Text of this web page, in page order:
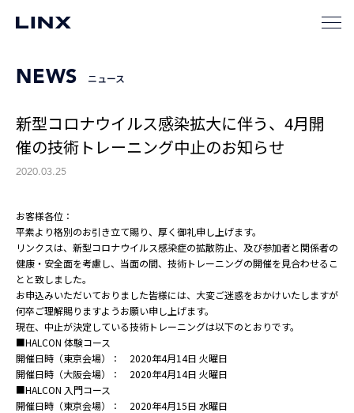
NEWS ニュース
新型コロナウイルス感染拡大に伴う、4月開
催の技術トレーニング中止のお知らせ
2020.03.25
お客様各位：
平素より格別のお引き立て賜り、厚く御礼申し上げます。
リンクスは、新型コロナウイルス感染症の拡散防止、及び参加者と関係者の
健康・安全面を考慮し、当面の間、技術トレーニングの開催を見合わせるこ
とと致しました。
お申込みいただいておりました皆様には、大変ご迷惑をおかけいたしますが
何卒ご理解賜りますようお願い申し上げます。
現在、中止が決定している技術トレーニングは以下のとおりです。
■HALCON 体験コース
開催日時（東京会場）： 2020年4月14日 火曜日
開催日時（大阪会場）： 2020年4月14日 火曜日
■HALCON 入門コース
開催日時（東京会場）： 2020年4月15日 水曜日